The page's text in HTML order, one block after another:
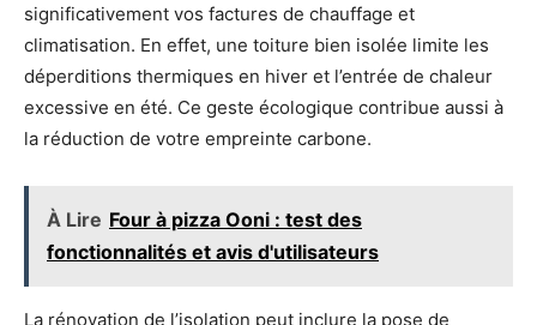
significativement vos factures de chauffage et
climatisation. En effet, une toiture bien isolée limite les
déperditions thermiques en hiver et l’entrée de chaleur
excessive en été. Ce geste écologique contribue aussi à
la réduction de votre empreinte carbone.
À Lire Four à pizza Ooni : test des
fonctionnalités et avis d'utilisateurs
La rénovation de l’isolation peut inclure la pose de